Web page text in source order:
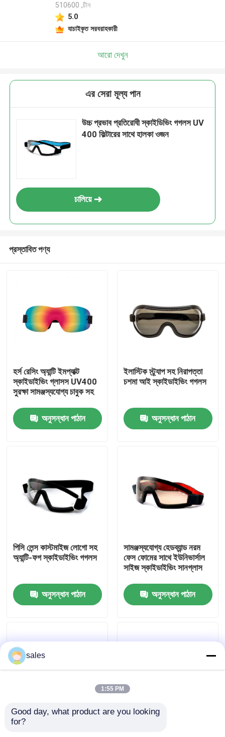
পণ্য
আমাদের সম্পর্কে
কারখানা ভ্রমণ
খবর
উদ্ধৃতির জন্য আবেদন
510600 ,চীন
5.0
যাচাইকৃত সরবরাহকারী
আরো দেখুন
এর সেরা মূল্য পান
উচ্চ প্রভাব প্রতিরোধী স্কাইডিভিং গগলস UV
400 ফিল্টারের সাথে হালকা ওজন
চালিয়ে
প্রস্তাবিত পণ্য
হর্স রেসিং অ্যান্টি ইমপ্যাক্ট
স্কাইডাইভিং গ্লাসস UV400
সুরক্ষা সামঞ্জস্যযোগ্য চাবুক সহ
অনুসন্ধান পাঠান
ইলাস্টিক স্ট্র্যাপ সহ নিরাপত্তা
চশমা আই স্কাইডাইভিং গগলস
অনুসন্ধান পাঠান
পিসি লেন্স কাস্টমাইজ লোগো সহ
অ্যান্টি-ফগ স্কাইডাইভিং গগলস
অনুসন্ধান পাঠান
সামঞ্জস্যযোগ্য হেডব্যান্ড নরম
ফেস ফোমের সাথে ইউনিভার্সাল
সাইজ স্কাইডাইভিং সানগ্লাস
অনুসন্ধান পাঠান
পিসি লেন্স স্কাইডাইভিং
sales
1:55 PM
Good day, what product are you looking
for?